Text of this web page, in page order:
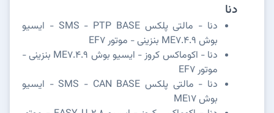
دنا
دنا - مالتی پلکس SMS - PTP BASE - ایسیو
بوش ME7.4.9 بنزینی - موتور EF7
دنا - اکوماکس کروز - ایسیو بوش ME7.4.9 بنزینی -
موتور EF7
دنا - مالتی پلکس SMS - CAN BASE - ایسیو
بوش ME17